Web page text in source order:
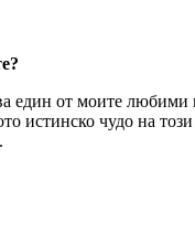
един от моите любими
истинско чудо на този